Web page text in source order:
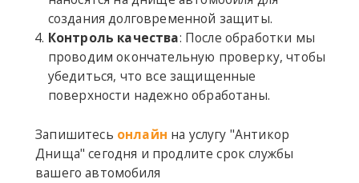
создания долговременной защиты.
Контроль качества: После обработки мы
проводим окончательную проверку, чтобы
убедиться, что все защищенные
поверхности надежно обработаны.
Запишитесь онлайн на услугу "Антикор
Днища" сегодня и продлите срок службы
вашего автомобиля